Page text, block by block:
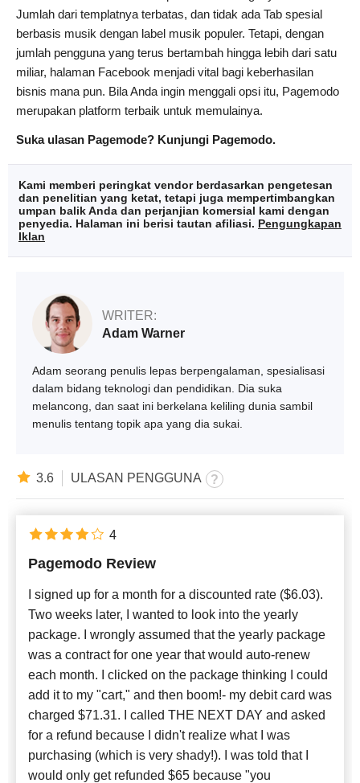
Jumlah dari templatnya terbatas, dan tidak ada Tab spesial
berbasis musik dengan label musik populer. Tetapi, dengan
jumlah pengguna yang terus bertambah hingga lebih dari satu
miliar, halaman Facebook menjadi vital bagi keberhasilan
bisnis mana pun. Bila Anda ingin menggali opsi itu, Pagemodo
merupakan platform terbaik untuk memulainya.
Suka ulasan Pagemode? Kunjungi Pagemodo.
Kami memberi peringkat vendor berdasarkan pengetesan
dan penelitian yang ketat, tetapi juga mempertimbangkan
umpan balik Anda dan perjanjian komersial kami dengan
penyedia. Halaman ini berisi tautan afiliasi. Pengungkapan
Iklan
WRITER:
Adam Warner
Adam seorang penulis lepas berpengalaman, spesialisasi
dalam bidang teknologi dan pendidikan. Dia suka
melancong, dan saat ini berkelana keliling dunia sambil
menulis tentang topik apa yang dia sukai.
3.6 ULASAN PENGGUNA
Pagemodo Review
I signed up for a month for a discounted rate ($6.03).
Two weeks later, I wanted to look into the yearly
package. I wrongly assumed that the yearly package
was a contract for one year that would auto-renew
each month. I clicked on the package thinking I could
add it to my "cart," and then boom!- my debit card was
charged $71.31. I called THE NEXT DAY and asked
for a refund because I didn't realize what I was
purchasing (which is very shady!). I was told that I
would only get refunded $65 because "you
4